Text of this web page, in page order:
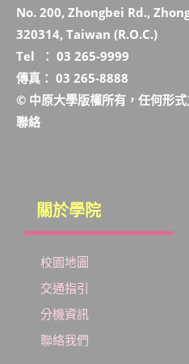
No. 200, Zhongbei Rd.,
320314, Taiwan (R.O.C.)
Tel ： 03 265-9999
傳真： 03 265-8888
© 中原大學版權所有，任何形
聯絡
關於學院
校園地圖
交通指引
分機資訊
聯絡我們